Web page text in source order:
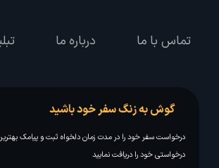
تماس با ما درباره ما
گوش به زنگ سفر خود باشید
درخواست سفر خود را در مدت زمان دلخواه ثبت و پیامک
درخواستی خود را دریافت نمایید